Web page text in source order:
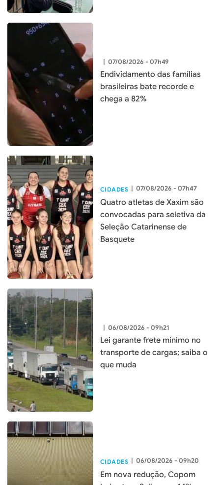
| 07/08/2026 - 07h49
Endividamento das famílias
brasileiras bate recorde e
chega a 82%
CIDADES 07/08/2026 - 07h47
Quatro atletas de Xaxim são
convocadas para seletiva da
Seleção Catarinense de
Basquete
| 06/08/2026 - 09h21
Lei garante frete mínimo no
transporte de cargas; saiba o
que muda
CIDADES | 06/08/2026 - 09h20
Em nova redução, Copom